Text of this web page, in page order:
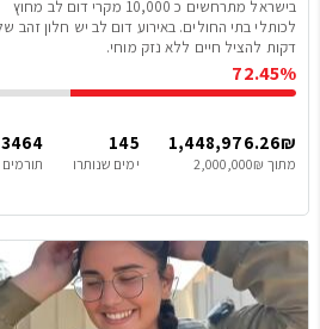
בישראל מתרחשים כ 10,000 מקרי דום לב מחוץ
דקות להציל חיים ללא נזק מוחי.
72.45%
1,448,976.26₪
מתוך 2,000,000₪
145
ימים שנותרו
3464
תורמים